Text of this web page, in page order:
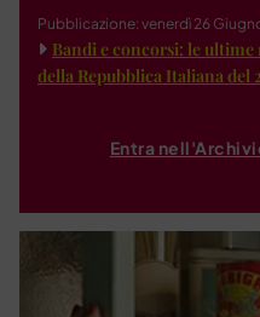
Pubblicazione: venerdì 26
Bandi e concorsi: le
della Repubblica Italiana del
Entra